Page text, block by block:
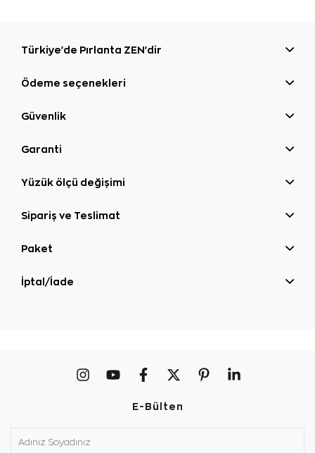
Türkiye'de Pırlanta ZEN'dir
Ödeme seçenekleri
Güvenlik
Garanti
Yüzük ölçü değişimi
Sipariş ve Teslimat
Paket
İptal/İade
E-Bülten